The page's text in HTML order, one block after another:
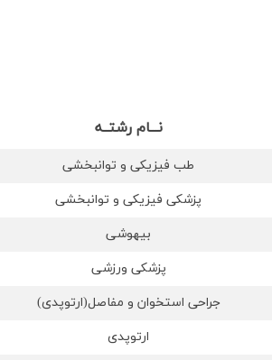
نـــام رشتــه
طب فیزیکی و توانبخشی
پزشکی فیزیکی و توانبخشی
بیهوشی
پزشکی ورزشی
جراحی استخوان و مفاصل(ارتوپدی)
ارتوپدی